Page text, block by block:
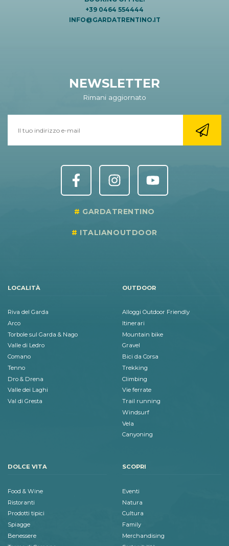
+39 0464 554444
INFO@GARDATRENTINO.IT
NEWSLETTER
Rimani aggiornato
GARDATRENTINO
ITALIANOUTDOOR
LOCALITÀ
Riva del Garda
Arco
Torbole sul Garda & Nago
Valle di Ledro
Comano
Tenno
Dro & Drena
Valle dei Laghi
Val di Gresta
OUTDOOR
Alloggi Outdoor Friendly
Itinerari
Mountain bike
Gravel
Bici da Corsa
Trekking
Climbing
Vie ferrate
Trail running
Windsurf
Vela
Canyoning
DOLCE VITA
Food & Wine
Ristoranti
Prodotti tipici
Spiagge
Benessere
SCOPRI
Eventi
Natura
Cultura
Family
Merchandising